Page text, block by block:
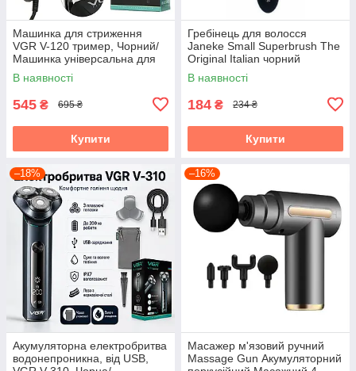
Машинка для стриження
VGR V-120 тример, Чорний/
Машинка універсальна для
стриження волосся
В наявності
545 ₴ 695 ₴
Купити
Гребінець для волосся
Janeke Small Superbrush The
Original Italian чорний
В наявності
184 ₴ 234 ₴
Купити
–18%
Акумуляторна електробритва
водонепроникна, від USB,
–16%
Масажер м'язовий ручний
Massage Gun Акумуляторний